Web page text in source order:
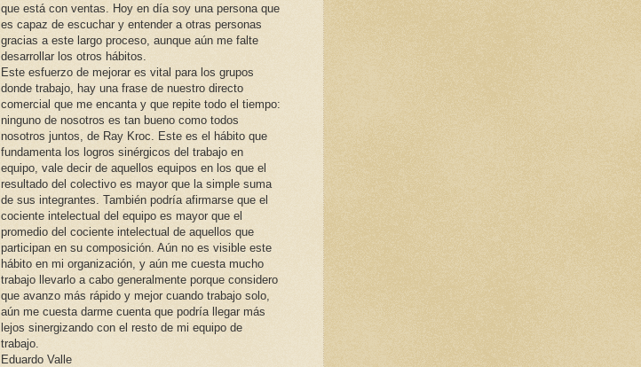
que está con ventas. Hoy en día soy una persona que
es capaz de escuchar y entender a otras personas
gracias a este largo proceso, aunque aún me falte
desarrollar los otros hábitos.
Este esfuerzo de mejorar es vital para los grupos
donde trabajo, hay una frase de nuestro directo
comercial que me encanta y que repite todo el tiempo:
ninguno de nosotros es tan bueno como todos
nosotros juntos, de Ray Kroc. Este es el hábito que
fundamenta los logros sinérgicos del trabajo en
equipo, vale decir de aquellos equipos en los que el
resultado del colectivo es mayor que la simple suma
de sus integrantes. También podría afirmarse que el
cociente intelectual del equipo es mayor que el
promedio del cociente intelectual de aquellos que
participan en su composición. Aún no es visible este
hábito en mi organización, y aún me cuesta mucho
trabajo llevarlo a cabo generalmente porque considero
que avanzo más rápido y mejor cuando trabajo solo,
aún me cuesta darme cuenta que podría llegar más
lejos sinergizando con el resto de mi equipo de
trabajo.
Eduardo Valle